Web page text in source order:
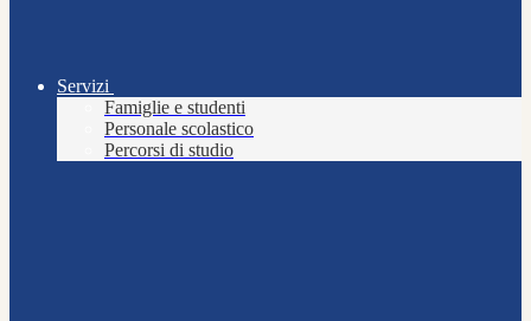
Servizi
Famiglie e studenti
Personale scolastico
Percorsi di studio